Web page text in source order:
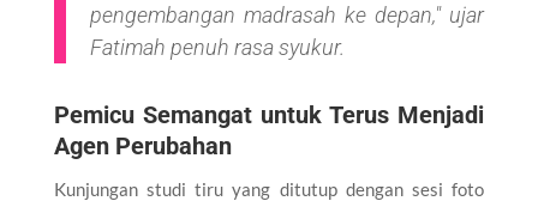
pengembangan madrasah ke depan," ujar
Fatimah penuh rasa syukur.
​Pemicu Semangat untuk Terus Menjadi
Agen Perubahan
​Kunjungan studi tiru yang ditutup dengan sesi foto